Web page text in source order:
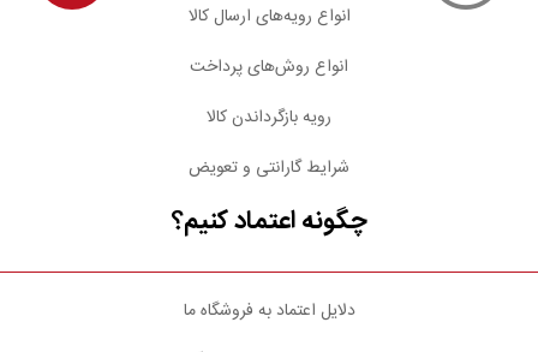
انواع رویه‌های ارسال کالا
انواع روش‌های پرداخت
رویه بازگرداندن کالا
شرایط گارانتی و تعویض
چگونه اعتماد کنیم؟
دلایل اعتماد به فروشگاه ما